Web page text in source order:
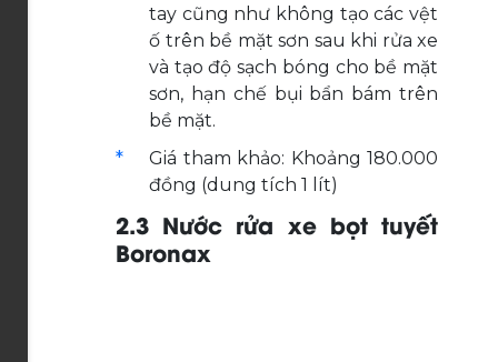
tay cũng như không tạo các vệt
ố trên bề mặt sơn sau khi rửa xe
và tạo độ sạch bóng cho bề mặt
sơn, hạn chế bụi bẩn bám trên
bề mặt.
Giá tham khảo: Khoảng 180.000
đồng (dung tích 1 lít)
2.3 Nước rửa xe bọt tuyết
Boronax